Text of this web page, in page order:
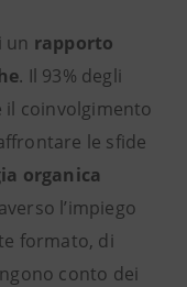
un rapporto
. Il 93% degli
coinvolgimento
le sfide
organica
l’impiego
formato, di
conto dei